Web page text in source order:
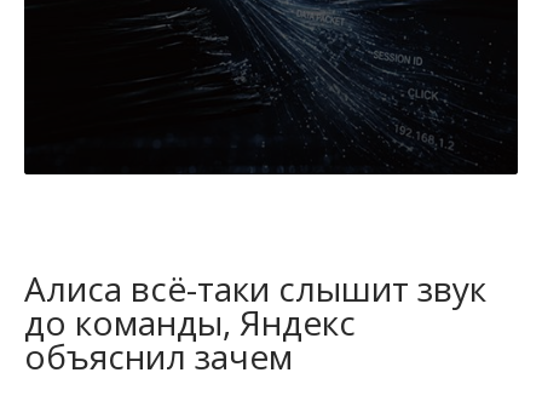
Алиса всё-таки слышит звук
до команды, Яндекс
объяснил зачем